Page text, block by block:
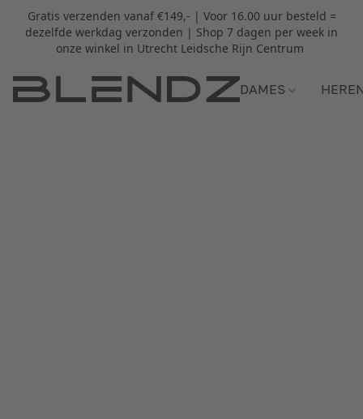
Gratis verzenden vanaf €149,- | Voor 16.00 uur besteld =
dezelfde werkdag verzonden | Shop 7 dagen per week in
onze winkel in Utrecht Leidsche Rijn Centrum
DAMES